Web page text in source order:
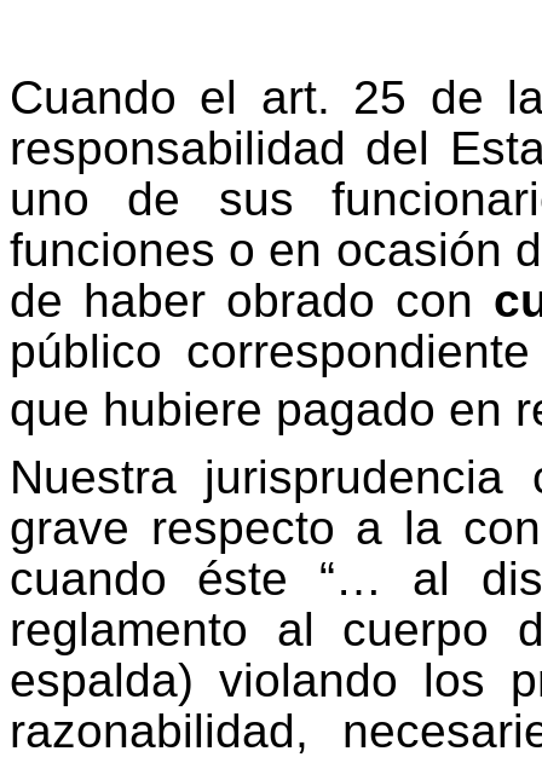
Cuando el art. 25 de
responsabilidad del
uno de sus
funciones o en ocasión
de haber obrado con
público
que hubiere pagado en
Nuestra
grave respecto a la
cuando éste “… al
reglamento al cuerpo
espalda) violando los
razonabilidad,